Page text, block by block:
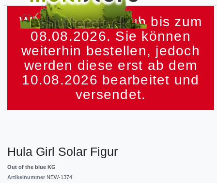
Wir machen Urlaub bis zum
08.08.2026. Sie können
weiterhin bestellen, jedoch
werden diese erst ab dem
10.08.2026 bearbeitet und
versendet.
Hula Girl Solar Figur
Out of the blue KG
Artikelnummer NEW-1374